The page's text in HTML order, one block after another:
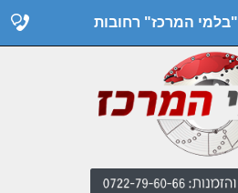
"בלמי המרכז" רחובות